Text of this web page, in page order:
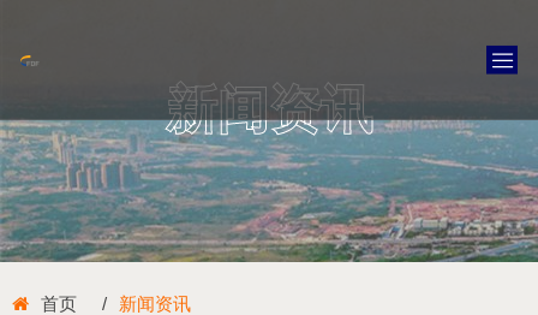
新闻资讯
首页 新闻资讯